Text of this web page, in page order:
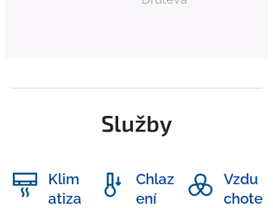
Služby
Klim
atiza
Chlaz
ení
Vzdu
chote